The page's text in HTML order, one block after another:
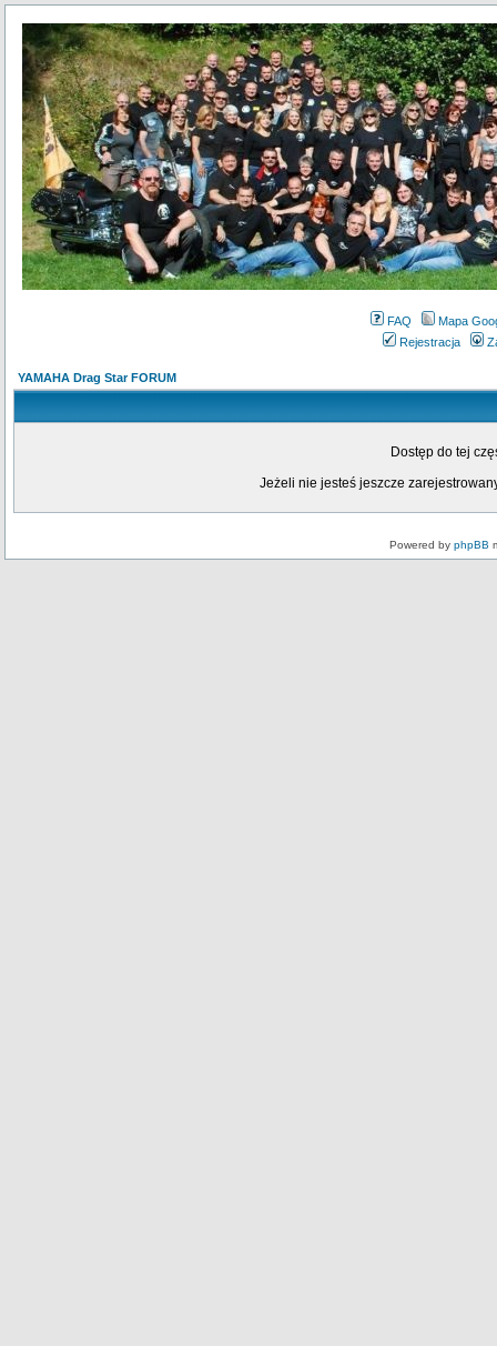
FAQ
Mapa
Rejestracja
YAMAHA Drag Star FORUM
Dostęp do tej
Jeżeli nie jesteś jeszcze
Powered by phpBB